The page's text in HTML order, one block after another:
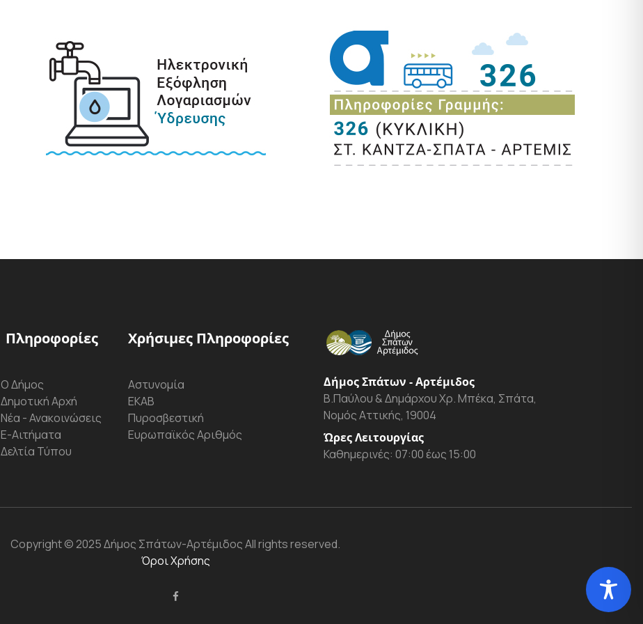
Πληροφορίες
Ο Δήμος
Δημοτική Αρχή
Νέα - Ανακοινώσεις
Ε-Αιτήματα
Δελτία Τύπου
Χρήσιμες Πληροφορίες
Αστυνομία
ΕΚΑΒ
Πυροσβεστική
Ευρωπαϊκός Αριθμός
Δήμος Σπάτων - Αρτέμιδος
Β.Παύλου & Δημάρχου Χρ. Μπέκα, Σπάτα,
Νομός Αττικής, 19004
Ώρες Λειτουργίας
Καθημερινές: 07:00 έως 15:00
Copyright© 2025 Δήμος Σπάτων-ΑρτέμιδοςAll rights reserved.
Όροι Χρήσης